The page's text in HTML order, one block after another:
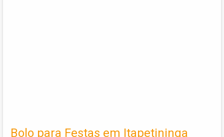
Bolo para Festas em Itapetininga